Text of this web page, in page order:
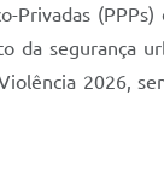
(PPPs)
da segurança
2026,